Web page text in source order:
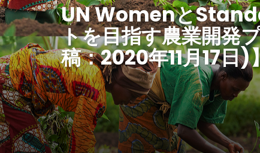
UN Womenと
トを目指す農業開発
稿：2020年11月17日)